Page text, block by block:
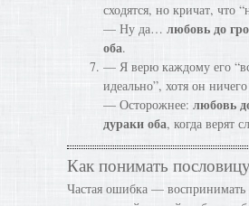
сходятся, но кричат, что
— Ну да… любовь до
оба.
— Я верю каждому его
идеально”, хотя он
— Осторожнее: любовь
дураки оба, когда верят
Как понимать
Частая ошибка — воспринимать